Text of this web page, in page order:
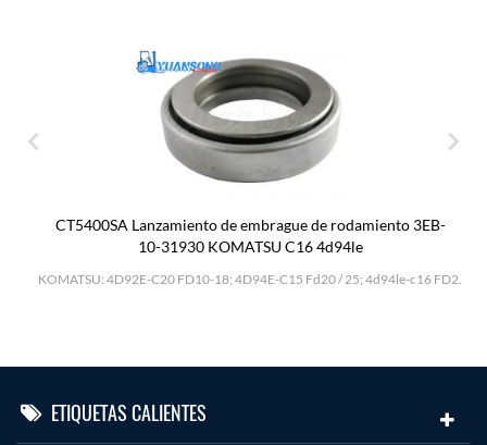
CT5400SA Lanzamiento de embrague de rodamiento 3EB-
10-31930 KOMATSU C16 4d94le
KOMATSU: 4D92E-C20 FD10-18; 4D94E-C15 Fd20 / 25; 4d94le-c16 FD2.
ETIQUETAS CALIENTES